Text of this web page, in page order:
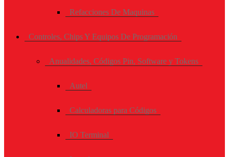
Refacciones De Maquinas
Controles, Chips Y Equipos De Programación
Anualidades, Códigos Pin, Software y Tokens
Autel
Calculadoras para Códigos
IO Terminal